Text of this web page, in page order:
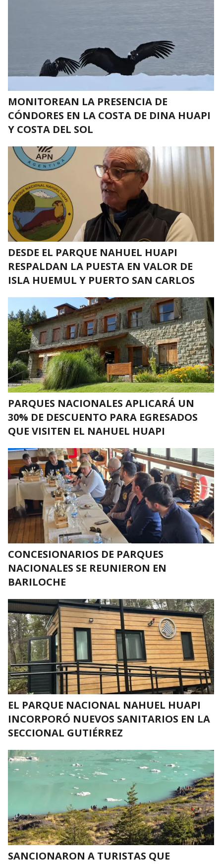
MONITOREAN LA PRESENCIA DE
CÓNDORES EN LA COSTA DE DINA HUAPI
Y COSTA DEL SOL
DESDE EL PARQUE NAHUEL HUAPI
RESPALDAN LA PUESTA EN VALOR DE
ISLA HUEMUL Y PUERTO SAN CARLOS
PARQUES NACIONALES APLICARÁ UN
30% DE DESCUENTO PARA EGRESADOS
QUE VISITEN EL NAHUEL HUAPI
CONCESIONARIOS DE PARQUES
NACIONALES SE REUNIERON EN
BARILOCHE
EL PARQUE NACIONAL NAHUEL HUAPI
INCORPORÓ NUEVOS SANITARIOS EN LA
SECCIONAL GUTIÉRREZ
SANCIONARON A TURISTAS QUE